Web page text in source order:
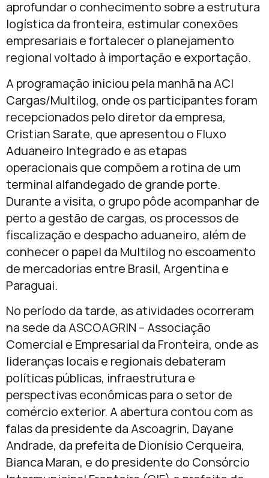
aprofundar o conhecimento sobre a estrutura
logística da fronteira, estimular conexões
empresariais e fortalecer o planejamento
regional voltado à importação e exportação.
A programação iniciou pela manhã na ACI
Cargas/Multilog, onde os participantes foram
recepcionados pelo diretor da empresa,
Cristian Sarate, que apresentou o Fluxo
Aduaneiro Integrado e as etapas
operacionais que compõem a rotina de um
terminal alfandegado de grande porte.
Durante a visita, o grupo pôde acompanhar de
perto a gestão de cargas, os processos de
fiscalização e despacho aduaneiro, além de
conhecer o papel da Multilog no escoamento
de mercadorias entre Brasil, Argentina e
Paraguai.
No período da tarde, as atividades ocorreram
na sede da ASCOAGRIN – Associação
Comercial e Empresarial da Fronteira, onde as
lideranças locais e regionais debateram
políticas públicas, infraestrutura e
perspectivas econômicas para o setor de
comércio exterior. A abertura contou com as
falas da presidente da Ascoagrin, Dayane
Andrade, da prefeita de Dionísio Cerqueira,
Bianca Maran, e do presidente do Consórcio